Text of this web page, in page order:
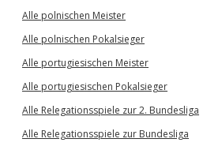
Alle polnischen Meister
Alle polnischen Pokalsieger
Alle portugiesischen Meister
Alle portugiesischen Pokalsieger
Alle Relegationsspiele zur 2. Bundesliga
Alle Relegationsspiele zur Bundesliga